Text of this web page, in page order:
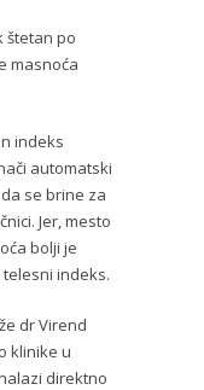
štetan po
masnoća
indeks
automatski
se brine za
Jer, mesto
bolji je
indeks.
dr Virend
klinike u
direktno